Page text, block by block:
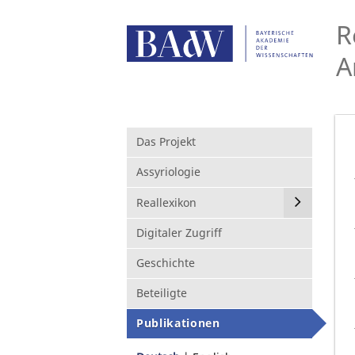
Das Projekt
Assyriologie
Reallexikon
Digitaler Zugriff
Geschichte
Beteiligte
Publikationen